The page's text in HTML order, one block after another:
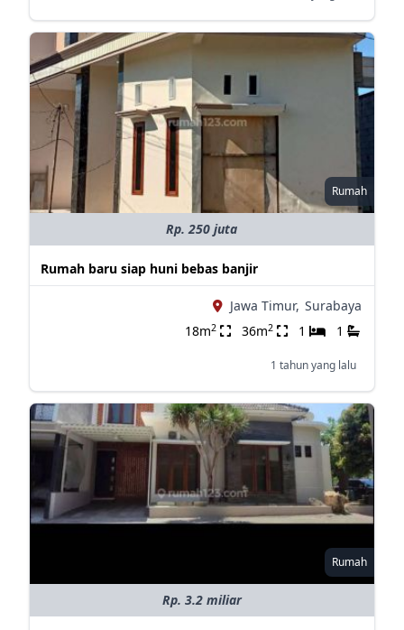
Rumah
Rp. 250 juta
Rumah baru siap huni bebas banjir
Jawa Timur, Surabaya
18m2 36m2 1 1
1 tahun yang lalu
Rumah
Rp. 3.2 miliar